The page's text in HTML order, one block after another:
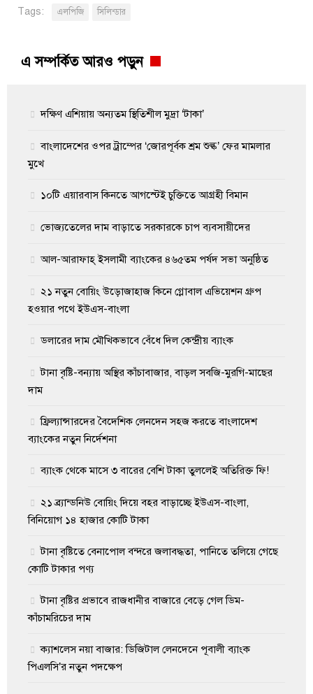
Tags: এলপিজি সিলিন্ডার
এ সম্পর্কিত আরও পড়ুন
দক্ষিণ এশিয়ায় অন্যতম স্থিতিশীল মুদ্রা ‘টাকা’
বাংলাদেশের ওপর ট্রাম্পের ‘জোরপূর্বক শ্রম শুল্ক’ ফের মামলার
মুখে
১০টি এয়ারবাস কিনতে আগস্টেই চুক্তিতে আগ্রহী বিমান
ভোজ্যতেলের দাম বাড়াতে সরকারকে চাপ ব্যবসায়ীদের
আল-আরাফাহ্ ইসলামী ব্যাংকের ৪৬৫তম পর্ষদ সভা অনুষ্ঠিত
২১ নতুন বোয়িং উড়োজাহাজ কিনে গ্লোবাল এভিয়েশন গ্রুপ
হওয়ার পথে ইউএস-বাংলা
ডলারের দাম মৌখিকভাবে বেঁধে দিল কেন্দ্রীয় ব্যাংক
টানা বৃষ্টি-বন্যায় অস্থির কাঁচাবাজার, বাড়ল সবজি-মুরগি-মাছের
দাম
ফ্রিল্যান্সারদের বৈদেশিক লেনদেন সহজ করতে বাংলাদেশ
ব্যাংকের নতুন নির্দেশনা
ব্যাংক থেকে মাসে ৩ বারের বেশি টাকা তুললেই অতিরিক্ত ফি!
২১ ব্র্যান্ডনিউ বোয়িং দিয়ে বহর বাড়াচ্ছে ইউএস-বাংলা,
বিনিয়োগ ১৪ হাজার কোটি টাকা
টানা বৃষ্টিতে বেনাপোল বন্দরে জলাবদ্ধতা, পানিতে তলিয়ে গেছে
কোটি টাকার পণ্য
টানা বৃষ্টির প্রভাবে রাজধানীর বাজারে বেড়ে গেল ডিম-
কাঁচামরিচের দাম
ক্যাশলেস নয়া বাজার: ডিজিটাল লেনদেনে পূবালী ব্যাংক
পিএলসি’র নতুন পদক্ষেপ